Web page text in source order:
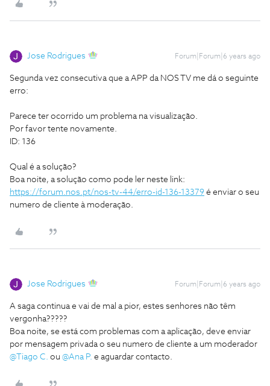
Jose Rodrigues Forum|Forum|6 years ago
Segunda vez consecutiva que a APP da NOS TV me dá o seguinte
erro:
Parece ter ocorrido um problema na visualização.
Por favor tente novamente.
ID: 136
Qual é a solução?
Boa noite, a solução como pode ler neste link:
https://forum.nos.pt/nos-tv-44/erro-id-136-13379 é enviar o seu
numero de cliente à moderação.
Jose Rodrigues Forum|Forum|6 years ago
A saga continua e vai de mal a pior, estes senhores não têm
vergonha?????
Boa noite, se está com problemas com a aplicação, deve enviar
por mensagem privada o seu numero de cliente a um moderador
@Tiago C. ou @Ana P. e aguardar contacto.